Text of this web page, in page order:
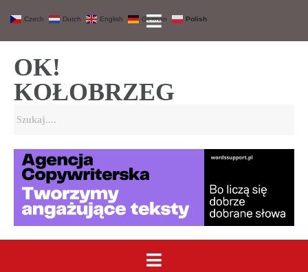
OK!
KOŁOBRZEG
Czech Dutch English German Polish